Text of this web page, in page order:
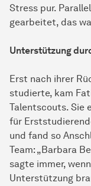
Stress pur.
gearbeitet, das
Unterstützung
Erst nach ihrer
studierte, kam
Talentscouts. Sie
für
und fand so
Team: „Barbara
sagte immer,
Unterstützung